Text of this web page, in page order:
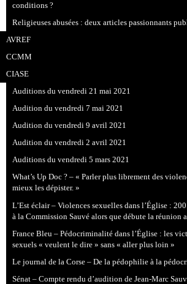
conditions ?
Religieuses abusées : deux articles passionnants
AVREF
CCMM
CIASE
Auditions du vendredi 21 mai 2021
Audition du vendredi 7 mai 2021
Audition du vendredi 9 avril 2021
Audition du vendredi 2 avril 2021
Auditions du vendredi 5 mars 2021
What’s Up Doc ? – « Parler plus librement des
mieux les dépister. »
L’Est éclair – Violences sexuelles dans l’Église :
à la Commission Sauvé alors que débute la réunion
France Bleu – Pédocriminalité dans l’Église : les
sexuels « veulent le dire » sans « aller plus loin »
Le journal de la Corse – De la pédophilie à la
Sénat – Compte rendu d’audition de Jean-Marc